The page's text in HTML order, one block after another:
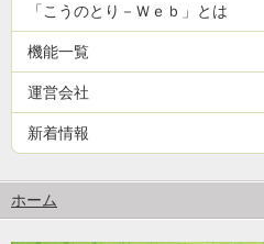
「こうのとり－Ｗｅｂ」とは
機能一覧
運営会社
新着情報
ホーム